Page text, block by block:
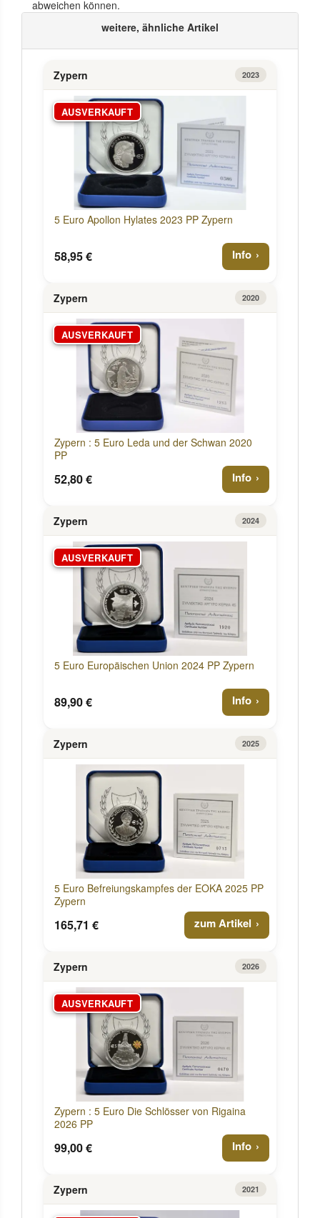
abweichen können.
weitere, ähnliche Artikel
Zypern 2023
AUSVERKAUFT
5 Euro Apollon Hylates 2023 PP Zypern
58,95 € Info
Zypern 2020
AUSVERKAUFT
Zypern : 5 Euro Leda und der Schwan 2020
PP
52,80 € Info
Zypern 2024
AUSVERKAUFT
5 Euro Europäischen Union 2024 PP Zypern
89,90 € Info
Zypern 2025
5 Euro Befreiungskampfes der EOKA 2025 PP
Zypern
165,71 € zum Artikel
Zypern 2026
AUSVERKAUFT
Zypern : 5 Euro Die Schlösser von Rigaina
2026 PP
99,00 € Info
Zypern 2021